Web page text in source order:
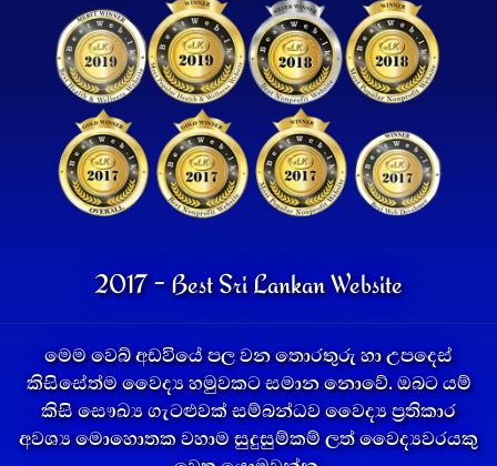
2017 - Best Sri Lankan Website
මෙම වෙබ් අඩවියේ පල වන තොරතුරු හා උපදෙස්
කිසිසේත්ම වෛද්‍ය හමුවකට සමාන නොවේ. ඔබට යම්
කිසි සෞඛ්‍ය ගැටළුවක් සම්බන්ධව වෛද්‍ය ප්‍රතිකාර
අවශ්‍ය මොහොතක වහාම සුදුසුම්කම් ලත් වෛද්‍යවරයකු